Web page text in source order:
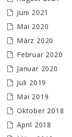
Juni 2021
Mai 2020
März 2020
Februar 2020
Januar 2020
Juli 2019
Mai 2019
Oktober 2018
April 2018